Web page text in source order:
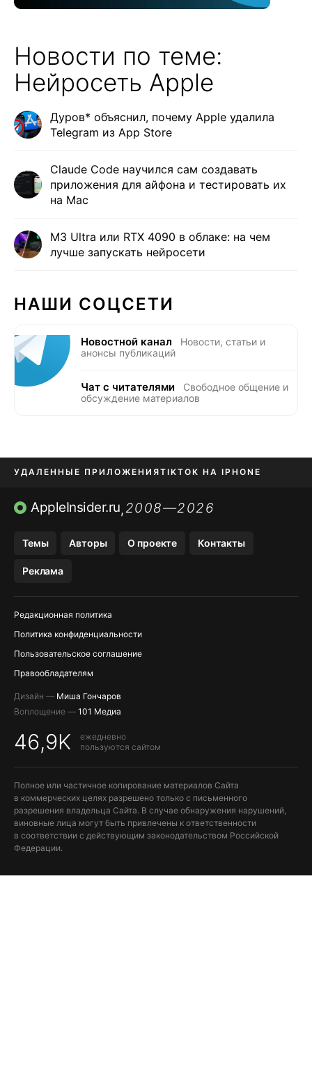
Новости по теме:
Нейросеть Apple
Дуров* объяснил, почему Apple удалила
Telegram из App Store
Claude Code научился сам создавать
приложения для айфона и тестировать их
на Mac
M3 Ultra или RTX 4090 в облаке: на чем
лучше запускать нейросети
НАШИ СОЦСЕТИ
Новостной канал
Новости, статьи и
анонсы публикаций
Чат с читателями
Свободное общение и
обсуждение материалов
УДАЛЕННЫЕ ПРИЛОЖЕНИЯTIKTOK НА IPHONE
ПРИЛОЖЕНИЯ БЕЗ APP STORE
AppleInsider.ru,2008—2026
Темы Авторы О проекте Контакты
Реклама
Редакционная политика
Политика конфиденциальности
Пользовательское соглашение
Правообладателям
Дизайн — Миша Гончаров
Воплощение — 101 Медиа
46,9K
ежедневно
пользуются сайтом
Полное или частичное копирование материалов Сайта
в коммерческих целях разрешено только с письменного
разрешения владельца Сайта. В случае обнаружения нарушений,
виновные лица могут быть привлечены к ответственности
в соответствии с действующим законодательством Российской
Федерации.